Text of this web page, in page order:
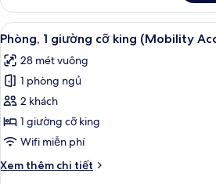
Phòng
Suite,
nhiều
giường
(Hearing
Accessible)
Xem
tất
cả
ảnh
Phòng,
1
giường
king
Bàn,
5
Phòng, 1 giường cỡ king (Mobility
28 mét vuông
1 phòng ngủ
2 khách
1 giường cỡ king
Wifi miễn phí
Xem thêm chi tiết
Chi